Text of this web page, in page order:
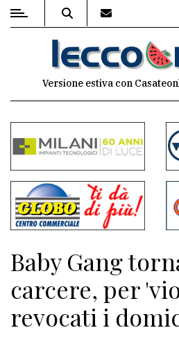
MENU
commenti
Contenuti
del
sito
Meteo
CONTATTI
Versione estiva con
Baby Gang
carcere, per
revocati i